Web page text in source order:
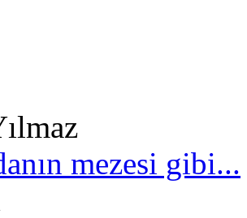
mezesi gibi...